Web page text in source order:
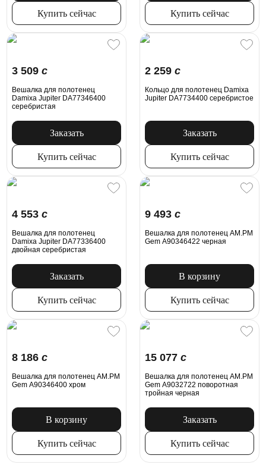
Купить сейчас Купить сейчас
3 509 c
Вешалка для полотенец
Damixa Jupiter DA77346400
серебристая
Заказать
Купить сейчас
2 259 c
Кольцо для полотенец Damixa
Jupiter DA7734400 серебристое
Заказать
Купить сейчас
4 553 c
Вешалка для полотенец
Damixa Jupiter DA77336400
двойная серебристая
Заказать
Купить сейчас
9 493 c
Вешалка для полотенец AM.PM
Gem A90346422 черная
В корзину
Купить сейчас
8 186 c
Вешалка для полотенец AM.PM
Gem A90346400 хром
В корзину
Купить сейчас
15 077 c
Вешалка для полотенец AM.PM
Gem A9032722 поворотная
тройная черная
Заказать
Купить сейчас